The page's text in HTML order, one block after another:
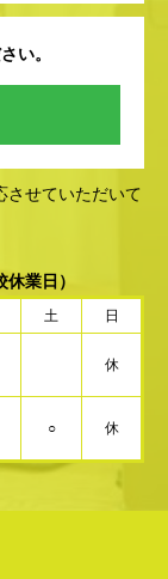
い。
させていただいて
業日）
土 日
休
○ 休